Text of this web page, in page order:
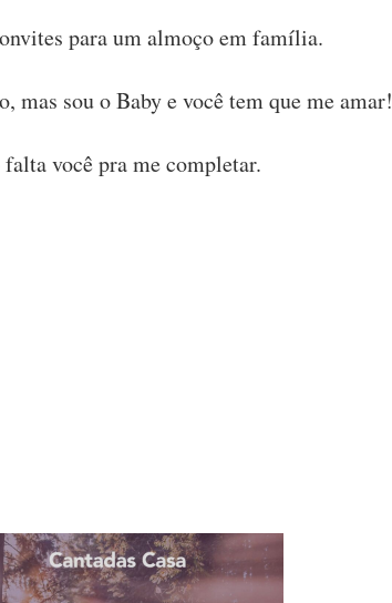
para um almoço em família.
mas sou o Baby e você tem que me amar!
você pra me completar.